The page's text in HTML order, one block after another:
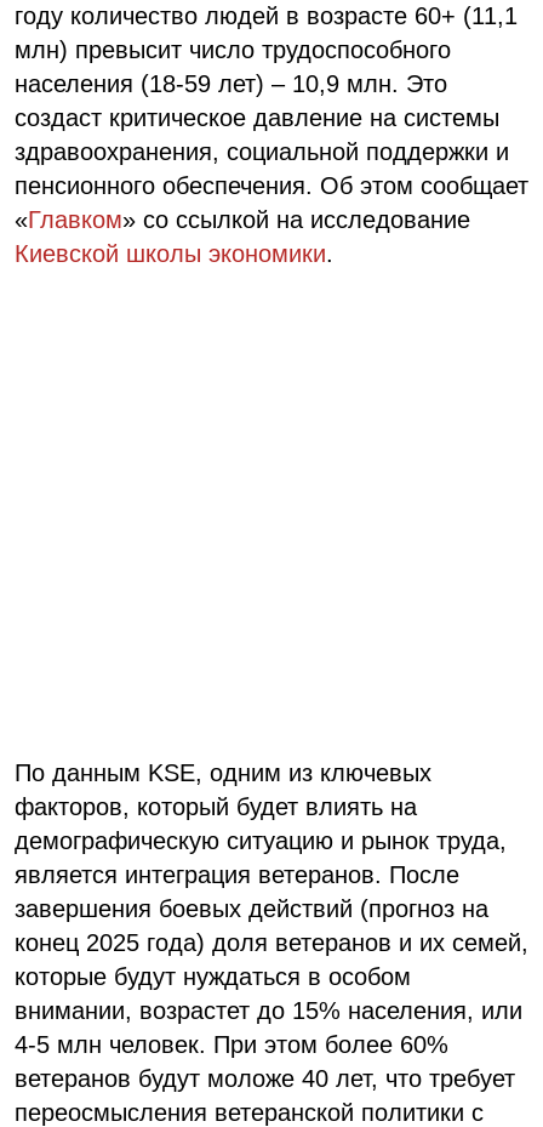
году количество людей в возрасте 60+ (11,1
млн) превысит число трудоспособного
населения (18-59 лет) – 10,9 млн. Это
создаст критическое давление на системы
здравоохранения, социальной поддержки и
пенсионного обеспечения. Об этом сообщает
«Главком» со ссылкой на исследование
Киевской школы экономики.
По данным KSE, одним из ключевых
факторов, который будет влиять на
демографическую ситуацию и рынок труда,
является интеграция ветеранов. После
завершения боевых действий (прогноз на
конец 2025 года) доля ветеранов и их семей,
которые будут нуждаться в особом
внимании, возрастет до 15% населения, или
4-5 млн человек. При этом более 60%
ветеранов будут моложе 40 лет, что требует
переосмысления ветеранской политики с